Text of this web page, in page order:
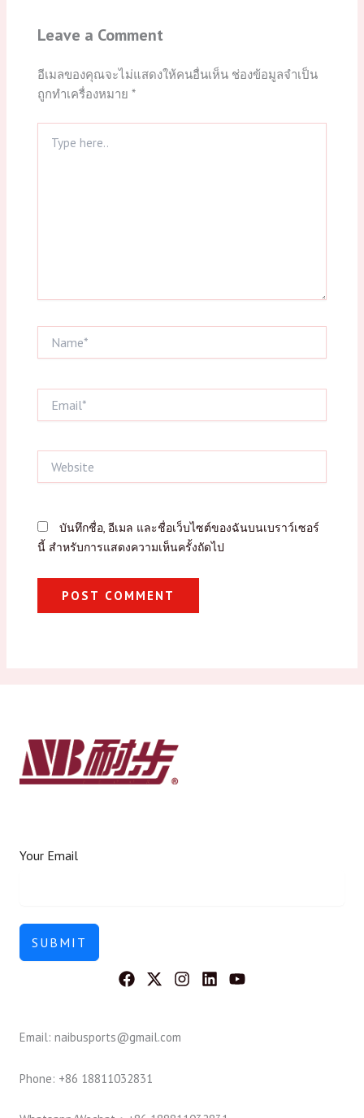
Leave a Comment
อีเมลของคุณจะไม่แสดงให้คนอื่นเห็น ช่องข้อมูลจำเป็น
ถูกทำเครื่องหมาย *
here..
บันทึกชื่อ, อีเมล และชื่อเว็บไซต์ของฉันบนเบราว์เซอร์
นี้ สำหรับการแสดงความเห็นครั้งถัดไป
Your Email
SUBMIT
Email: naibusports@gmail.com
Phone: +86 18811032831